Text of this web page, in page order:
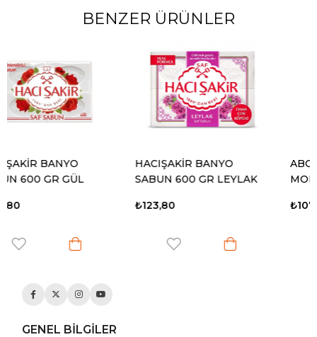
BENZER ÜRÜNLER
HACIŞAKİR BANYO
SABUN 600 GR LEYLAK
ABC SIVI SABUN 3
MOR
GENEL BİLGİLER